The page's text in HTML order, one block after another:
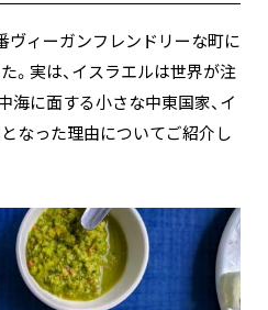
ヴィーガンフレンドリーな町に
。実は、イスラエルは世界が注
海に面する小さな中東国家、イ
なった理由についてご紹介し